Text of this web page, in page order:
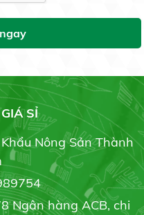
lại trúng thầu gạo dự trữ quốc
bầu do thời tiết hay canh tác
trừ bệnh cháy bìa lá
SỈ
Nông Sản Thành
Ngân hàng ACB, chi